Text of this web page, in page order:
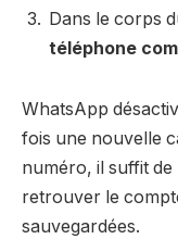
Dans le corps
téléphone
WhatsApp
fois une nouvelle
numéro, il suffit
retrouver le
sauvegardées.